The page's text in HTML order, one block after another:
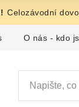
Celozávodní
O nás - kdo